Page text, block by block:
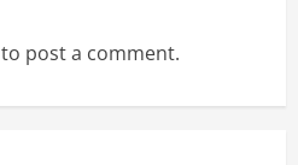
to post a comment.